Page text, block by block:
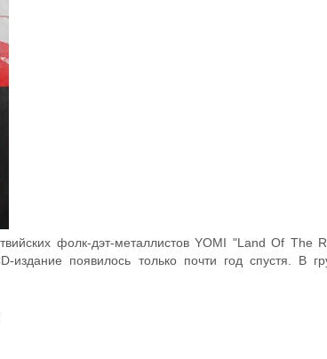
фолк-дэт-металлистов YOMI "Land Of The
появилось только почти год спустя. В